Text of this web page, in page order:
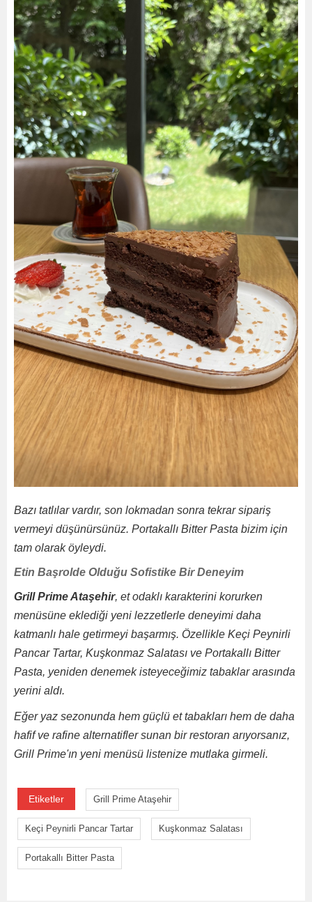
Bazı tatlılar vardır, son lokmadan sonra tekrar sipariş
vermeyi düşünürsünüz. Portakallı Bitter Pasta bizim için
tam olarak öyleydi.
Etin Başrolde Olduğu Sofistike Bir Deneyim
Grill Prime Ataşehir, et odaklı karakterini korurken
menüsüne eklediği yeni lezzetlerle deneyimi daha
katmanlı hale getirmeyi başarmış. Özellikle Keçi Peynirli
Pancar Tartar, Kuşkonmaz Salatası ve Portakallı Bitter
Pasta, yeniden denemek isteyeceğimiz tabaklar arasında
yerini aldı.
Eğer yaz sezonunda hem güçlü et tabakları hem de daha
hafif ve rafine alternatifler sunan bir restoran arıyorsanız,
Grill Prime'ın yeni menüsü listenize mutlaka girmeli.
Etiketler Grill Prime Ataşehir
Keçi Peynirli Pancar Tartar Kuşkonmaz Salatası
Portakallı Bitter Pasta